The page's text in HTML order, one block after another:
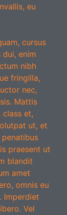
eu
cursus
enim
nibh
fringilla,
nec,
Mattis
class et,
ut, et
praesent ut
blandit
amet
omnis eu
Imperdiet
Vel